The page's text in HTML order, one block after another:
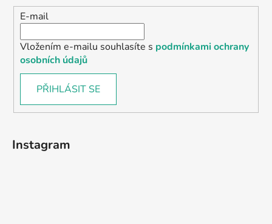
E-mail
Vložením e-mailu souhlasíte s podmínkami ochrany
osobních údajů
PŘIHLÁSIT SE
Instagram